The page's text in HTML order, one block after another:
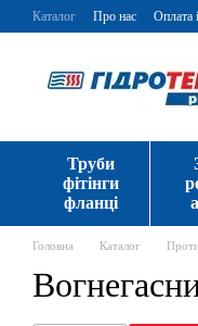
Перейти до основного
Каталог Про нас Оплата
Труби
фітінги
фланці
Головна Каталог